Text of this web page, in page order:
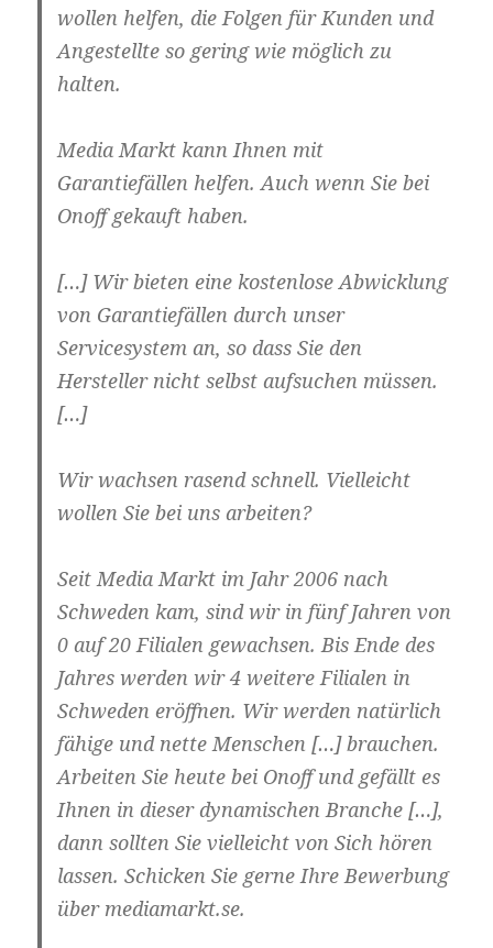
wollen helfen, die Folgen für Kunden und
Angestellte so gering wie möglich zu
halten.
Media Markt kann Ihnen mit
Garantiefällen helfen. Auch wenn Sie bei
Onoff gekauft haben.
[…] Wir bieten eine kostenlose Abwicklung
von Garantiefällen durch unser
Servicesystem an, so dass Sie den
Hersteller nicht selbst aufsuchen müssen.
[…]
Wir wachsen rasend schnell. Vielleicht
wollen Sie bei uns arbeiten?
Seit Media Markt im Jahr 2006 nach
Schweden kam, sind wir in fünf Jahren von
0 auf 20 Filialen gewachsen. Bis Ende des
Jahres werden wir 4 weitere Filialen in
Schweden eröffnen. Wir werden natürlich
fähige und nette Menschen […] brauchen.
Arbeiten Sie heute bei Onoff und gefällt es
Ihnen in dieser dynamischen Branche […],
dann sollten Sie vielleicht von Sich hören
lassen. Schicken Sie gerne Ihre Bewerbung
über mediamarkt.se.